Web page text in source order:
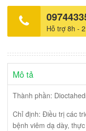
Hỗ trợ 8h -
Mô tả
Thành phần:
Chỉ định: Điều trị các
bệnh viêm dạ dày,